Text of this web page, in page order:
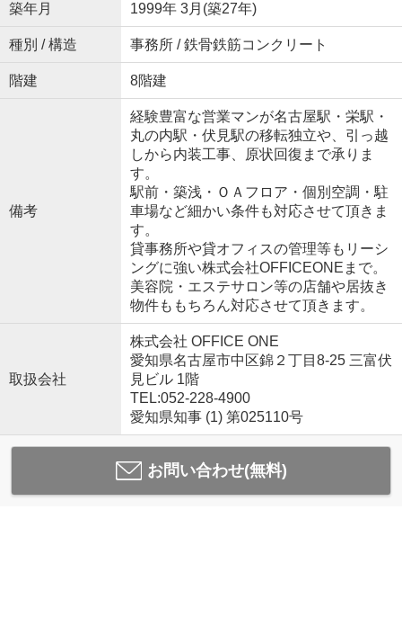
築年月 1999年 3月(築27年)
種別 / 構造 事務所 / 鉄骨鉄筋コンクリート
階建 8階建
備考
経験豊富な営業マンが名古屋駅・栄駅・
丸の内駅・伏見駅の移転独立や、引っ越
しから内装工事、原状回復まで承りま
す。
駅前・築浅・ＯＡフロア・個別空調・駐
車場など細かい条件も対応させて頂きま
す。
貸事務所や貸オフィスの管理等もリーシ
ングに強い株式会社OFFICEONEまで。
美容院・エステサロン等の店舗や居抜き
物件ももちろん対応させて頂きます。
取扱会社
株式会社 OFFICE ONE
愛知県名古屋市中区錦２丁目8-25 三富伏
見ビル 1階
TEL:052-228-4900
愛知県知事 (1) 第025110号
お問い合わせ(無料)